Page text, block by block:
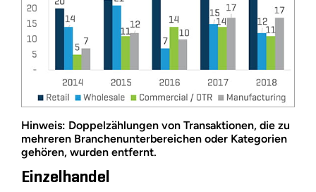
Hinweis: Doppelzählungen von Transaktionen, die zu
mehreren Branchenunterbereichen oder Kategorien
gehören, wurden entfernt.
Einzelhandel